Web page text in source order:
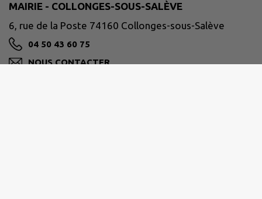
MAIRIE - COLLONGES-SOUS-SALÈVE
6, rue de la Poste 74160 Collonges-sous-Salève
04 50 43 60 75
NOUS CONTACTER